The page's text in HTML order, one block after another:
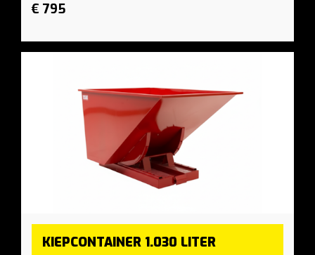
€ 795
KIEPCONTAINER 1.030 LITER